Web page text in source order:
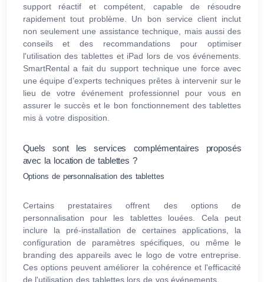
support réactif et compétent, capable de résoudre
rapidement tout problème. Un bon service client inclut
non seulement une assistance technique, mais aussi des
conseils et des recommandations pour optimiser
l'utilisation des tablettes et iPad lors de vos événements.
SmartRental a fait du support technique une force avec
une équipe d’experts techniques prêtes à intervenir sur le
lieu de votre événement professionnel pour vous en
assurer le succès et le bon fonctionnement des tablettes
mis à votre disposition.
Quels sont les services complémentaires proposés
avec la location de tablettes ?
Options de personnalisation des tablettes
Certains prestataires offrent des options de
personnalisation pour les tablettes louées. Cela peut
inclure la pré-installation de certaines applications, la
configuration de paramètres spécifiques, ou même le
branding des appareils avec le logo de votre entreprise.
Ces options peuvent améliorer la cohérence et l'efficacité
de l'utilisation des tablettes lors de vos événements.